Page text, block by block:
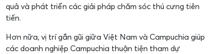
quả và phát triển các giải pháp chăm sóc thú cưng tiên
tiến.
Hơn nữa, vị trí gần gũi giữa Việt Nam và Campuchia giúp
các doanh nghiệp Campuchia thuận tiện tham dự